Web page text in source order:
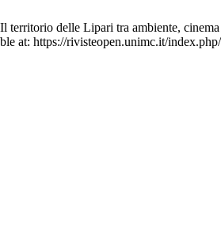
delle Lipari tra ambiente,
at: https://rivisteopen.unimc.it/